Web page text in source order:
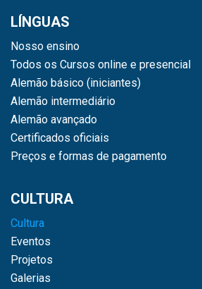
LÍNGUAS
Nosso ensino
Todos os Cursos online e presencial
Alemão básico (iniciantes)
Alemão intermediário
Alemão avançado
Certificados oficiais
Preços e formas de pagamento
CULTURA
Cultura
Eventos
Projetos
Galerias